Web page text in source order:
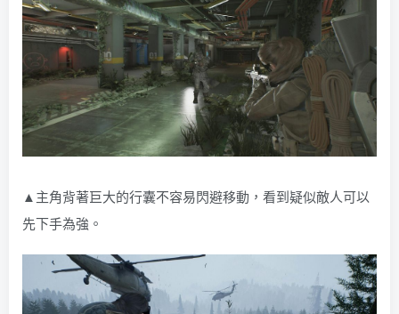
▲主角背著巨大的行囊不容易閃避移動，看到疑似敵人可以
先下手為強。